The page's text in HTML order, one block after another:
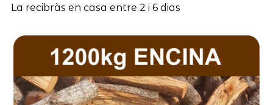
La recibràs en casa entre 2 i 6 dias